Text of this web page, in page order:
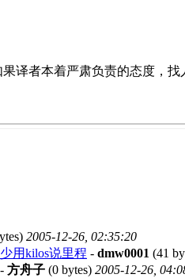
译者本着严肃负责的态度，
2005-12-26, 02:35:20
用kilos说里程 - dmw0001 (41
- 方舟子 (0 bytes) 2005-12-26,